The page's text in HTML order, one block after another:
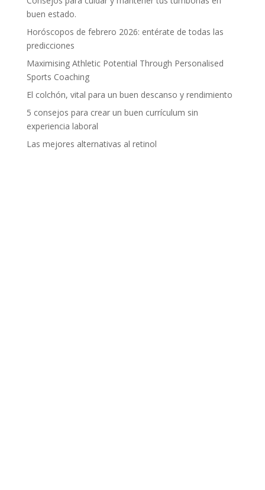
buen estado.
Horóscopos de febrero 2026: entérate de todas las
predicciones
Maximising Athletic Potential Through Personalised
Sports Coaching
El colchón, vital para un buen descanso y rendimiento
5 consejos para crear un buen currículum sin
experiencia laboral
Las mejores alternativas al retinol